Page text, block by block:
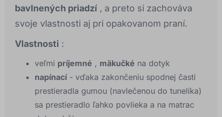
bavlnených priadzí , a preto si zachováva
svoje vlastnosti aj pri opakovanom praní.
Vlastnosti :
veľmi príjemné , mäkučké na dotyk
napínací - vďaka zakončeniu spodnej časti
prestieradla gumou (navlečenou do tunelíka)
sa prestieradlo ľahko povlieka a na matrac